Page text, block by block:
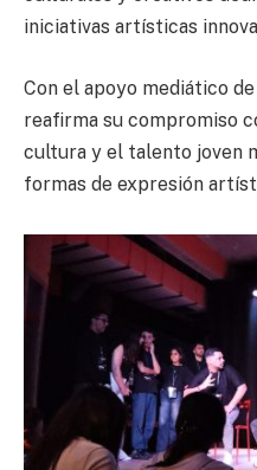
iniciativas artísticas
Con el apoyo mediático
reafirma su compromiso
cultura y el talento joven
formas de expresión